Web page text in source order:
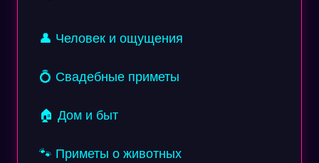
👤 Человек и ощущения
💍 Свадебные приметы
🏠 Дом и быт
🐾 Приметы о животных